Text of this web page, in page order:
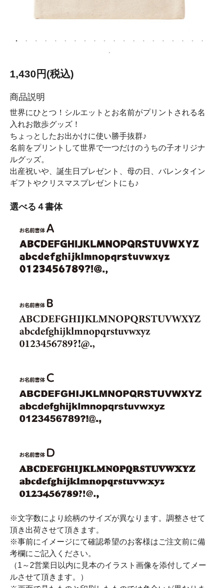
1,430円(税込)
商品説明
世界にひとつ！シルエットとお名前がプリントされる名
入れお散歩グッズ！
ちょっとしたお出かけに使い勝手抜群♪
名前をプリントして世界で一つだけのうちの子オリジナ
ルグッズ。
出産祝いや、誕生日プレゼント、母の日、バレンタイン
ギフトやクリスマスプレゼントにも♪
選べる４書体
※文字数により絵柄のサイズが異なります。調整させて
頂き出荷させて頂きます。
※事前にイメージにて確認希望のお客様はご注文前に備
考欄にご記入ください。
（1～2営業日以内に見本のイラスト画像を添付してメー
ルさせて頂きます。）